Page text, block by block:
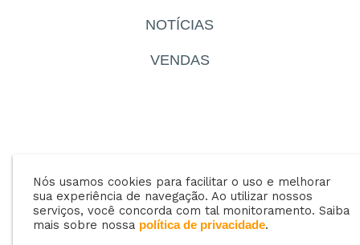
NOTÍCIAS
VENDAS
SEM CATEGORIA
Nós usamos cookies para facilitar o uso e melhorar
sua experiência de navegação. Ao utilizar nossos
serviços, você concorda com tal monitoramento. Saiba
mais sobre nossa política de privacidade.